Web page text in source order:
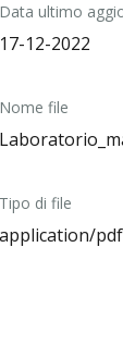
Data ultimo
17-12-2022
Nome file
Tipo di file
application/pdf